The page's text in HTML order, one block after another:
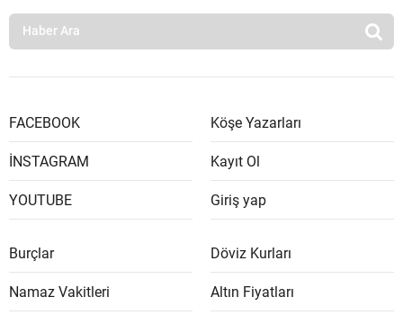
FACEBOOK
İNSTAGRAM
YOUTUBE
Köşe Yazarları
Kayıt Ol
Giriş yap
Burçlar
Namaz Vakitleri
Döviz Kurları
Altın Fiyatları